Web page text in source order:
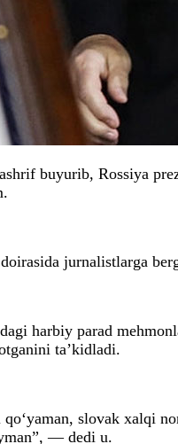
buyurib, Rossiya
jurnalistlarga
harbiy parad
ta’kidladi.
slovak xalqi
— dedi u.